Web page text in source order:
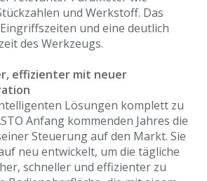
und Werkstoff. Das
und eine deutlich
des Werkzeugs.
effizienter mit neuer
Lösungen komplett zu
Anfang kommenden Jahres die
Steuerung auf den Markt. Sie
neu entwickelt, um die tägliche
schneller und effizienter zu